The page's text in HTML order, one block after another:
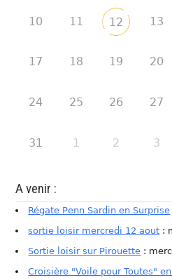
10 11 12 13
17 18 19 20
24 25 26 27
31 1 2 3
A venir :
Régate Penn Sardin en Surprise
sortie loisir mercredi 12 aout :
Sortie loisir sur Pirouette :
Croisière "Voile pour Toutes"